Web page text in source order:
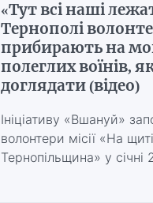
«Тут всі наші
Тернополі
прибирають на
полеглих воїнів,
доглядати (відео)
Ініціативу «Вшануй»
волонтери місії «На щиті
Тернопільщина» у січні